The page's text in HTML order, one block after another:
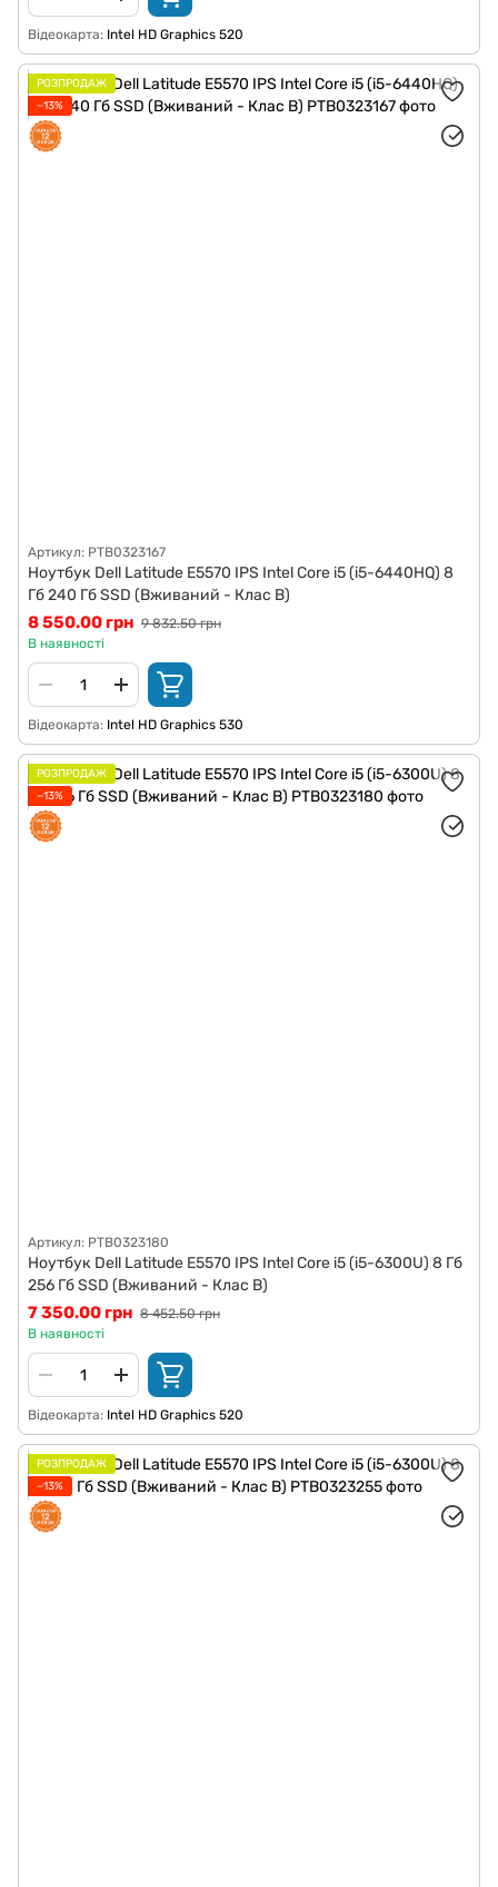
Відеокарта Intel HD Graphics 520
РОЗПРОДАЖ
−13%
Артикул: PTB0323167
Ноутбук Dell Latitude E5570 IPS Intel Core i5 (i5-6440HQ) 8
Гб 240 Гб SSD (Вживаний - Клас B)
8 550.00 грн 9 832.50 грн
В наявності
Відеокарта Intel HD Graphics 530
РОЗПРОДАЖ
−13%
Артикул: PTB0323180
Ноутбук Dell Latitude E5570 IPS Intel Core i5 (i5-6300U) 8 Гб
256 Гб SSD (Вживаний - Клас B)
7 350.00 грн 8 452.50 грн
В наявності
Відеокарта Intel HD Graphics 520
РОЗПРОДАЖ
−13%